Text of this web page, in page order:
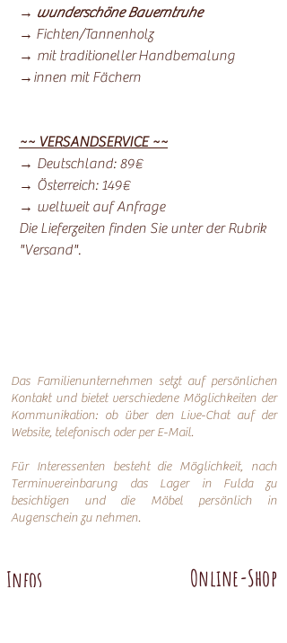
→ wunderschöne Bauerntruhe
→ Fichten/Tannenholz
→ mit traditioneller Handbemalung
→innen mit Fächern
~~ VERSANDSERVICE ~~
→ Deutschland: 89€
→ Österreich: 149€
→ weltweit auf Anfrage
Die Lieferzeiten finden Sie unter der Rubrik
"Versand".
Das Familienunternehmen setzt auf persönlichen
Kontakt und bietet verschiedene Möglichkeiten der
Kommunikation: ob über den Live-Chat auf der
Website, telefonisch oder perE-Mail.
Für Interessenten besteht die Möglichkeit, nach
Terminvereinbarung das Lager in Fulda zu
besichtigen und die Möbel persönlich in
Augenschein zu nehmen.
Infos Online-Shop